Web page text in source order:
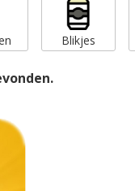
Blikjes